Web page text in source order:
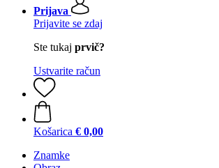
Prijava
Prijavite se zdaj
Ste tukaj prvič?
Ustvarite račun
Košarica € 0,00
Znamke